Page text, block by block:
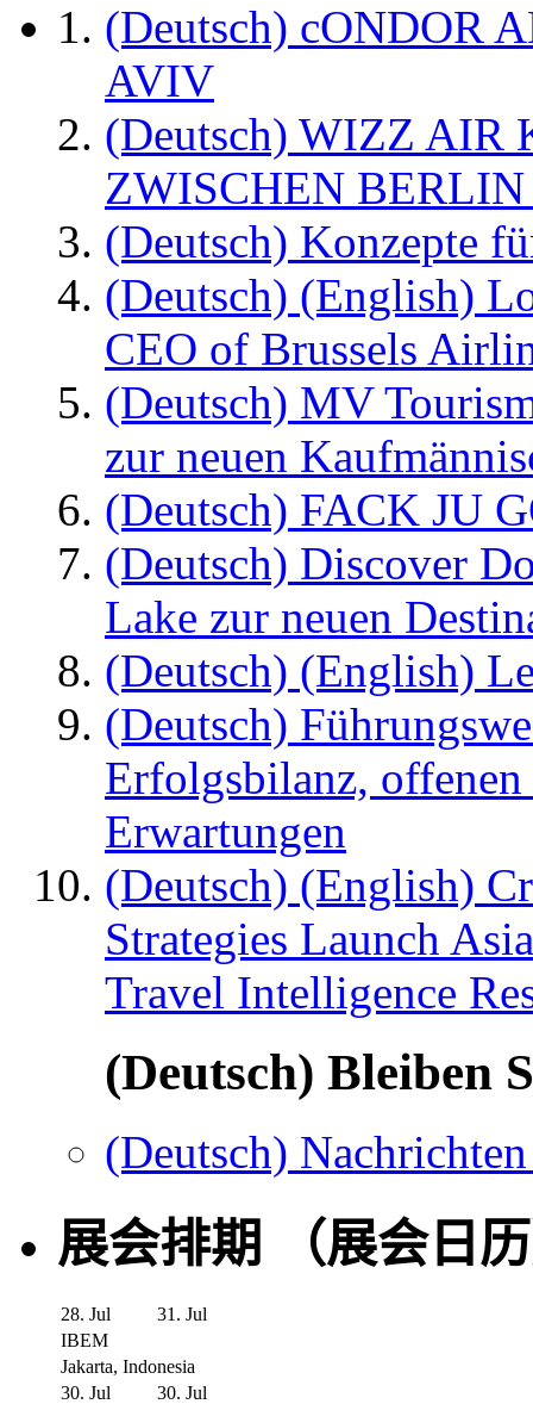
(Deutsch) cONDOR
AVIV
(Deutsch) WIZZ AIR
ZWISCHEN
(Deutsch) Konzepte
(Deutsch) (English)
CEO of Brussels
(Deutsch) MV
zur neuen
(Deutsch) FACK JU
(Deutsch) Discover
Lake zur neuen
(Deutsch) (English)
(Deutsch)
Erfolgsbilanz,
Erwartungen
(Deutsch) (English)
Strategies Launch
Travel Intelligence
(Deutsch) Bleiben
(Deutsch)
展会排期 （展会日
28. Jul
31. Jul
IBEM
Jakarta, Indonesia
30. Jul
30. Jul